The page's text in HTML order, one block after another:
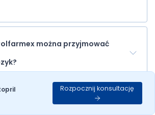
można przyjmować
nierefundowane – 100 % płatne.
Rozpocznij konsultację